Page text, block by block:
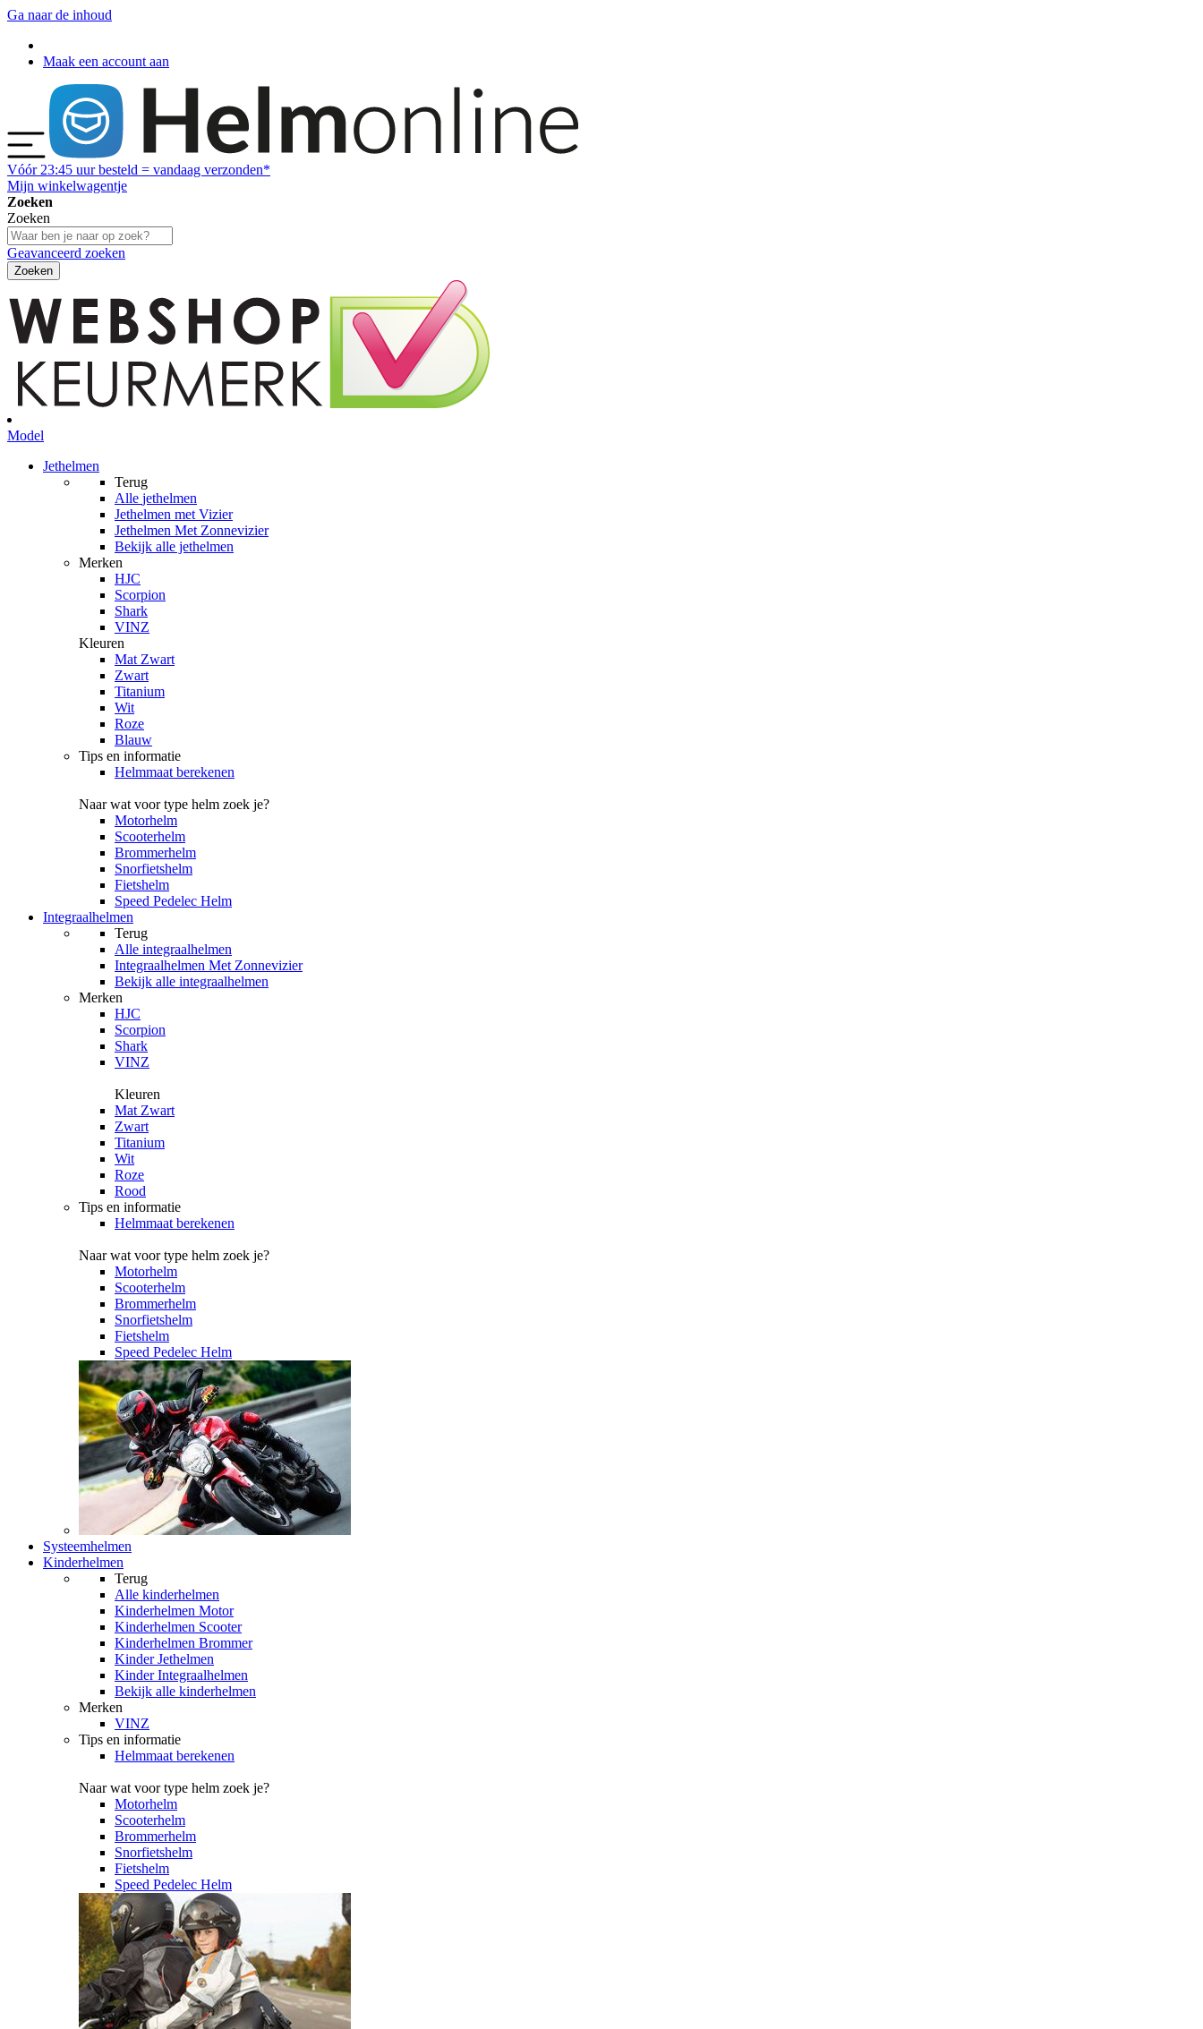
Ga naar de inhoud
Maak een account aan
Vóór 23:45 uur besteld = vandaag verzonden*
Mijn winkelwagentje
Zoeken
Zoeken
Geavanceerd zoeken
Zoeken
Model
Jethelmen
Terug
Alle jethelmen
Jethelmen met Vizier
Jethelmen Met Zonnevizier
Bekijk alle jethelmen
Merken
HJC
Scorpion
Shark
VINZ
Kleuren
Mat Zwart
Zwart
Titanium
Wit
Roze
Blauw
Tips en informatie
Helmmaat berekenen
Naar wat voor type helm zoek je?
Motorhelm
Scooterhelm
Brommerhelm
Snorfietshelm
Fietshelm
Speed Pedelec Helm
Integraalhelmen
Terug
Alle integraalhelmen
Integraalhelmen Met Zonnevizier
Bekijk alle integraalhelmen
Merken
HJC
Scorpion
Shark
VINZ
Kleuren
Mat Zwart
Zwart
Titanium
Wit
Roze
Rood
Tips en informatie
Helmmaat berekenen
Naar wat voor type helm zoek je?
Motorhelm
Scooterhelm
Brommerhelm
Snorfietshelm
Fietshelm
Speed Pedelec Helm
Systeemhelmen
Kinderhelmen
Terug
Alle kinderhelmen
Kinderhelmen Motor
Kinderhelmen Scooter
Kinderhelmen Brommer
Kinder Jethelmen
Kinder Integraalhelmen
Bekijk alle kinderhelmen
Merken
VINZ
Tips en informatie
Helmmaat berekenen
Naar wat voor type helm zoek je?
Motorhelm
Scooterhelm
Brommerhelm
Snorfietshelm
Fietshelm
Speed Pedelec Helm